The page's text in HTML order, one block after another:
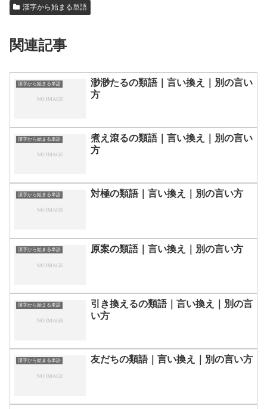
漢字から始まる単語
関連記事
漢字から始まる単語
渺渺たるの類語｜言い換え｜別の言い
方
漢字から始まる単語
煮え滾るの類語｜言い換え｜別の言い
方
漢字から始まる単語 対極の類語｜言い換え｜別の言い方
漢字から始まる単語 原案の類語｜言い換え｜別の言い方
漢字から始まる単語
引き換えるの類語｜言い換え｜別の言
い方
漢字から始まる単語 友だちの類語｜言い換え｜別の言い方